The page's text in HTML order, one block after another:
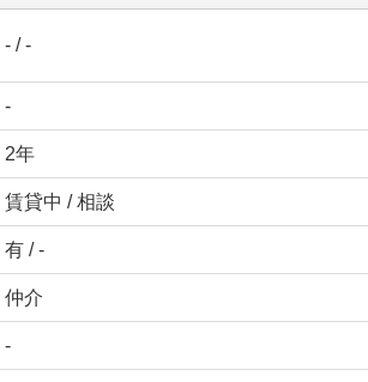
- / -
-
2年
賃貸中 / 相談
有 / -
仲介
-